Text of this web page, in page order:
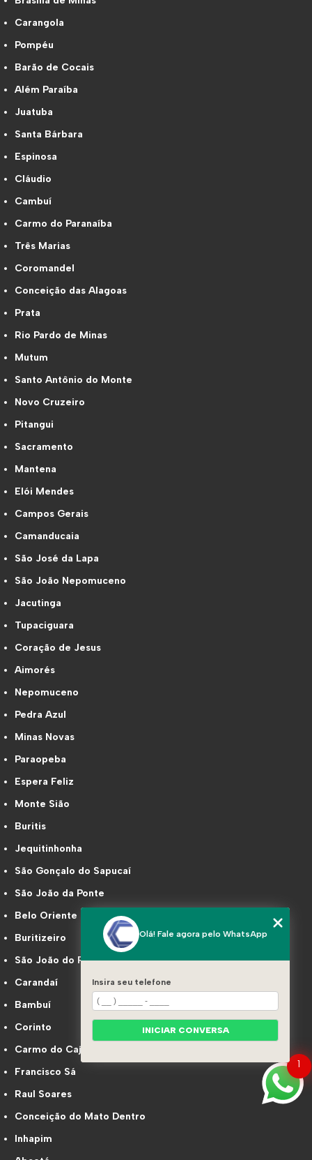
Carangola
Pompéu
Barão de Cocais
Além Paraíba
Juatuba
Santa Bárbara
Espinosa
Cláudio
Cambuí
Carmo do Paranaíba
Três Marias
Coromandel
Conceição das Alagoas
Prata
Rio Pardo de Minas
Mutum
Santo Antônio do Monte
Novo Cruzeiro
Pitangui
Sacramento
Mantena
Elói Mendes
Campos Gerais
Camanducaia
São José da Lapa
São João Nepomuceno
Jacutinga
Tupaciguara
Coração de Jesus
Aimorés
Nepomuceno
Pedra Azul
Minas Novas
Paraopeba
Espera Feliz
Monte Sião
Buritis
Jequitinhonha
São Gonçalo do Sapucaí
São João da Ponte
Belo Oriente
Buritizeiro
São João do Paraíso
Carandaí
Bambuí
Corinto
Carmo do Cajuru
Francisco Sá
Raul Soares
Conceição do Mato Dentro
Inhapim
1
Olá! Fale agora pelo WhatsApp
Insira seu telefone
INICIAR CONVERSA